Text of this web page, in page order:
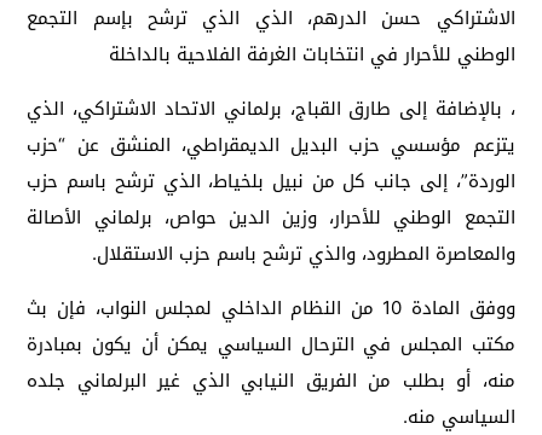
الاشتراكي حسن الدرهم، الذي الذي ترشح بإسم التجمع
الوطني للأحرار في انتخابات الغرفة الفلاحية بالداخلة
، بالإضافة إلى طارق القباج، برلماني الاتحاد الاشتراكي، الذي
يتزعم مؤسسي حزب البديل الديمقراطي، المنشق عن “حزب
الوردة”، إلى جانب كل من نبيل بلخياط، الذي ترشح باسم حزب
التجمع الوطني للأحرار، وزين الدين حواص، برلماني الأصالة
والمعاصرة المطرود، والذي ترشح باسم حزب الاستقلال.
ووفق المادة 10 من النظام الداخلي لمجلس النواب، فإن بث
مكتب المجلس في الترحال السياسي يمكن أن يكون بمبادرة
منه، أو بطلب من الفريق النيابي الذي غير البرلماني جلده
السياسي منه.